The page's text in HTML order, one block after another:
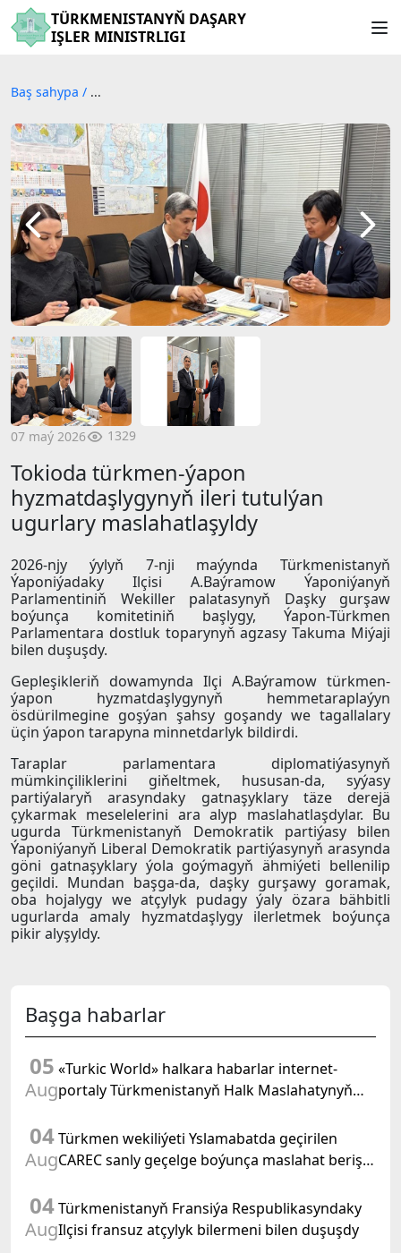
TÜRKMENISTANYŇ DAŞARY
IŞLER MINISTRLIGI
Baş sahypa / ...
07 maý 2026 1329
Tokioda türkmen-ýapon
hyzmatdaşlygynyň ileri tutulýan
ugurlary maslahatlaşyldy
2026-njy ýylyň 7-nji maýynda Türkmenistanyň
Ýaponiýadaky Ilçisi A.Baýramow Ýaponiýanyň
Parlamentiniň Wekiller palatasynyň Daşky gurşaw
boýunça komitetiniň başlygy, Ýapon-Türkmen
Parlamentara dostluk toparynyň agzasy Takuma Miýaji
bilen duşuşdy.
Gepleşikleriň dowamynda Ilçi A.Baýramow türkmen-
ýapon hyzmatdaşlygynyň hemmetaraplaýyn
ösdürilmegine goşýan şahsy goşandy we tagallalary
üçin ýapon tarapyna minnetdarlyk bildirdi.
Taraplar parlamentara diplomatiýasynyň
mümkinçiliklerini giňeltmek, hususan-da, syýasy
partiýalaryň arasyndaky gatnaşyklary täze derejä
çykarmak meselelerini ara alyp maslahatlaşdylar. Bu
ugurda Türkmenistanyň Demokratik partiýasy bilen
Ýaponiýanyň Liberal Demokratik partiýasynyň arasynda
göni gatnaşyklary ýola goýmagyň ähmiýeti bellenilip
geçildi. Mundan başga-da, daşky gurşawy goramak,
oba hojalygy we atçylyk pudagy ýaly özara bähbitli
ugurlarda amaly hyzmatdaşlygy ilerletmek boýunça
pikir alyşyldy.
Başga habarlar
05
Aug
«Turkic World» halkara habarlar internet-
portaly Türkmenistanyň Halk Maslahatynyň
beýan eder
04
Aug
Türkmen wekiliýeti Yslamabatda geçirilen
CAREC sanly geçelge boýunça maslahat beriş
04
Aug
Türkmenistanyň Fransiýa Respublikasyndaky
Ilçisi fransuz atçylyk bilermeni bilen duşuşdy